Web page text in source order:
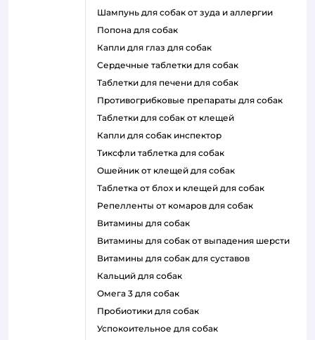
шампунь для собак от зуда и аллергии
попона для собак
капли для глаз для собак
сердечные таблетки для собак
таблетки для печени для собак
противогрибковые препараты для собак
таблетки для собак от клещей
капли для собак инспектор
тиксфли таблетка для собак
ошейник от клещей для собак
таблетка от блох и клещей для собак
репелленты от комаров для собак
витамины для собак
витамины для собак от выпадения шерсти
витамины для собак для суставов
кальций для собак
омега 3 для собак
пробиотики для собак
успокоительное для собак